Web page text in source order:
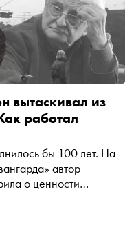
вытаскивал из
работал
бы 100 лет. На
автор
о ценности
режиссера-